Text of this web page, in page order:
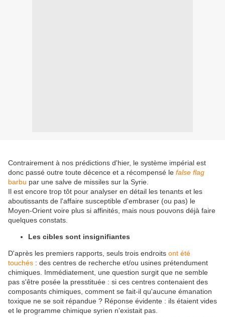
Contrairement à nos prédictions d'hier, le système impérial est
donc passé outre toute décence et a récompensé le false flag
barbu par une salve de missiles sur la Syrie.
Il est encore trop tôt pour analyser en détail les tenants et les
aboutissants de l'affaire susceptible d'embraser (ou pas) le
Moyen-Orient voire plus si affinités, mais nous pouvons déjà faire
quelques constats.
Les cibles sont insignifiantes
D'après les premiers rapports, seuls trois endroits ont été
touchés : des centres de recherche et/ou usines prétendument
chimiques. Immédiatement, une question surgit que ne semble
pas s'être posée la presstituée : si ces centres contenaient des
composants chimiques, comment se fait-il qu'aucune émanation
toxique ne se soit répandue ? Réponse évidente : ils étaient vides
et le programme chimique syrien n'existait pas.